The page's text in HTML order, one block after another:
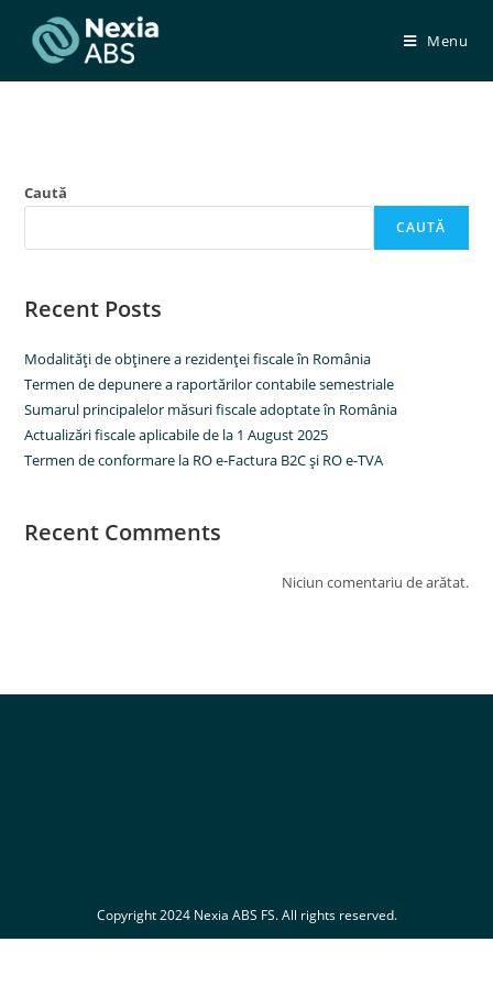
content
Menu
Caută
CAUTĂ
Recent Posts
Modalităţi de obţinere a rezidenţei fiscale în România
Termen de depunere a raportărilor contabile semestriale
Sumarul principalelor măsuri fiscale adoptate în România
Actualizări fiscale aplicabile de la 1 August 2025
Termen de conformare la RO e-Factura B2C şi RO e-TVA
Recent Comments
Niciun comentariu de arătat.
Copyright 2024 Nexia ABS FS. All rights reserved.